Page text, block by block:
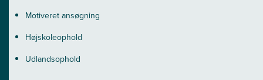
Motiveret ansøgning
Højskoleophold
Udlandsophold